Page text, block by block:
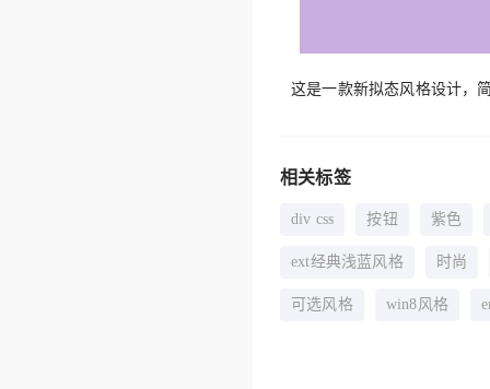
这是一款新拟态风格设计，
相关标签
div css 按钮 紫色
ext经典浅蓝风格 时尚
可选风格 win8风格